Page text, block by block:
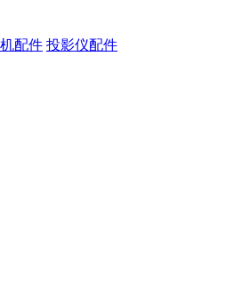
配件 投影仪配件